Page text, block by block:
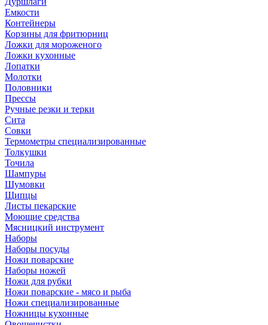
Емкости
Контейнеры
Корзины для фритюрниц
Ложки для мороженого
Ложки кухонные
Лопатки
Молотки
Половники
Прессы
Ручные резки и терки
Сита
Совки
Термометры специализированные
Толкушки
Точила
Шампуры
Шумовки
Щипцы
Листы пекарские
Моющие средства
Мясницкий инструмент
Наборы
Наборы посуды
Ножи поварские
Наборы ножей
Ножи для рубки
Ножи поварские - мясо и рыба
Ножи специализированные
Ножницы кухонные